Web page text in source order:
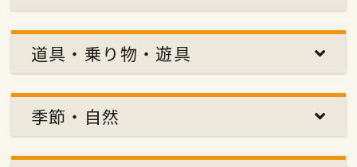
道具・乗り物・遊具
季節・自然